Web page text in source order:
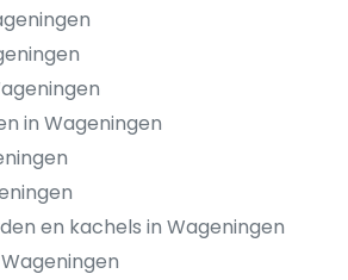
in Wageningen
en kachels in Wageningen